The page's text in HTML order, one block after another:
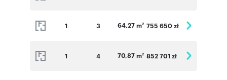
1 3 64,27 m2 755 650 zł
1 4 70,87 m2 852 701 zł